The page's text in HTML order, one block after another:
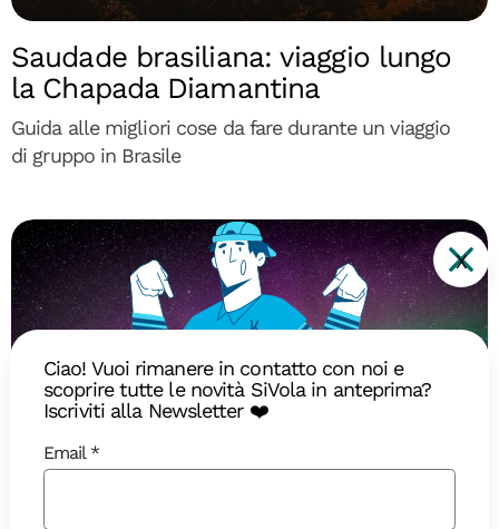
Saudade brasiliana: viaggio lungo
la Chapada Diamantina
Guida alle migliori cose da fare durante un viaggio
di gruppo in Brasile
X
Ciao! Vuoi rimanere in contatto con noi e
scoprire tutte le novità SiVola in anteprima?
Iscriviti alla Newsletter ❤️
Email